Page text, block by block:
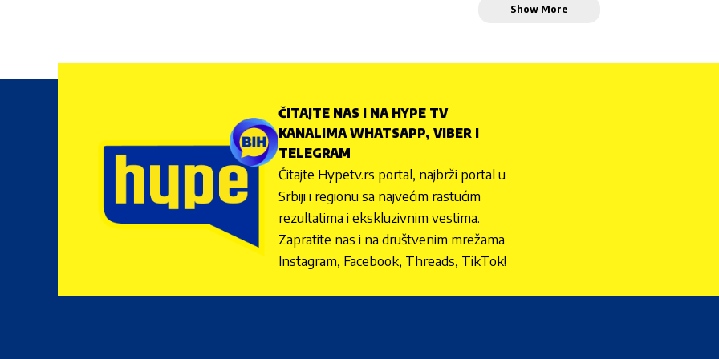
Show More
ČITAJTE NAS I NA HYPE TV
KANALIMA WHATSAPP, VIBER I
TELEGRAM
Čitajte Hypetv.rs portal, najbrži portal u
Srbiji i regionu sa najvećim rastućim
rezultatima i ekskluzivnim vestima.
Zapratite nas i na društvenim mrežama
Instagram, Facebook, Threads, TikTok!